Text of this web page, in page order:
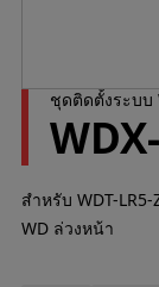
ชุดติดตั้งระบบ
สำหรับ WDT-
WD ล่วงหน้า